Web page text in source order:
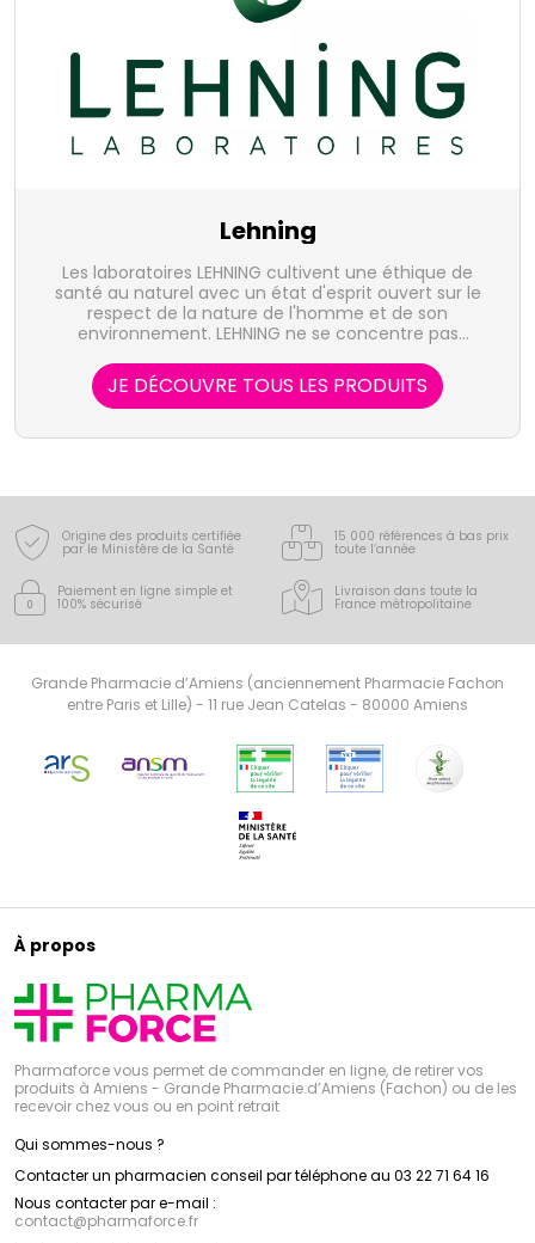
Lehning
Les laboratoires LEHNING cultivent une éthique de
santé au naturel avec un état d'esprit ouvert sur le
respect de la nature de l'homme et de son
environnement. LEHNING ne se concentre pas
l'individu dans sa globalité.
JE DÉCOUVRE TOUS LES PRODUITS
Origine des produits certifiée
par le Ministère de la Santé
15 000 références à bas prix
toute l’année
Paiement en ligne simple et
100% sécurisé
Livraison dans toute la
France métropolitaine
Grande Pharmacie d’Amiens (anciennement Pharmacie Fachon
entre Paris et Lille) - 11 rue Jean Catelas - 80000 Amiens
À propos
Pharmaforce vous permet de commander en ligne, de retirer vos
produits à Amiens - Grande Pharmacie d’Amiens (Fachon) ou de les
recevoir chez vous ou en point retrait
Qui sommes-nous ?
Contacter un pharmacien conseil par téléphone au 03 22 71 64 16
Nous contacter par e-mail :
contact@pharmaforce.fr